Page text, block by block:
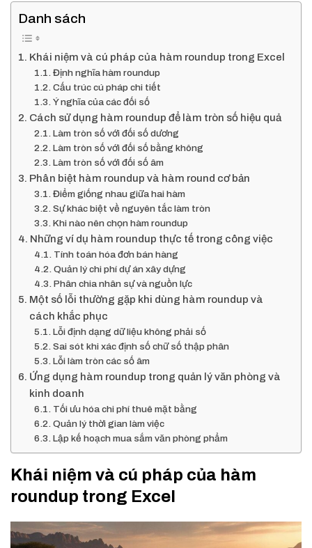
Danh sách
Khái niệm và cú pháp của hàm roundup trong Excel
Định nghĩa hàm roundup
Cấu trúc cú pháp chi tiết
Ý nghĩa của các đối số
Cách sử dụng hàm roundup để làm tròn số hiệu quả
Làm tròn số với đối số dương
Làm tròn số với đối số bằng không
Làm tròn số với đối số âm
Phân biệt hàm roundup và hàm round cơ bản
Điểm giống nhau giữa hai hàm
Sự khác biệt về nguyên tắc làm tròn
Khi nào nên chọn hàm roundup
Những ví dụ hàm roundup thực tế trong công việc
Tính toán hóa đơn bán hàng
Quản lý chi phí dự án xây dựng
Phân chia nhân sự và nguồn lực
Một số lỗi thường gặp khi dùng hàm roundup và
cách khắc phục
Lỗi định dạng dữ liệu không phải số
Sai sót khi xác định số chữ số thập phân
Lỗi làm tròn các số âm
Ứng dụng hàm roundup trong quản lý văn phòng và
kinh doanh
Tối ưu hóa chi phí thuê mặt bằng
Quản lý thời gian làm việc
Lập kế hoạch mua sắm văn phòng phẩm
Khái niệm và cú pháp của hàm
roundup trong Excel